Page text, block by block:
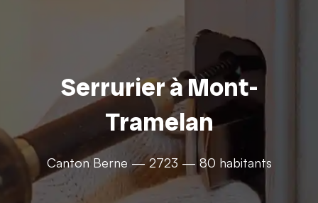
Serrurier à Mont-
Tramelan
Canton Berne — 2723 — 80 habitants